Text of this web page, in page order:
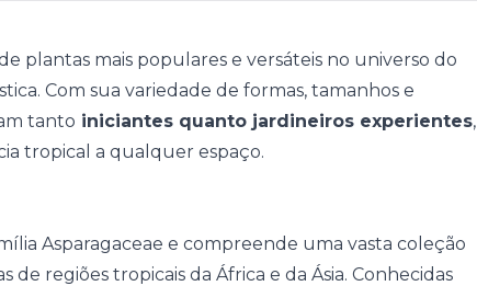
plantas mais populares e versáteis no universo do
Com sua variedade de formas, tamanhos e
tanto iniciantes quanto jardineiros experientes,
tropical a qualquer espaço.
Asparagaceae e compreende uma vasta coleção
de regiões tropicais da África e da Ásia. Conhecidas